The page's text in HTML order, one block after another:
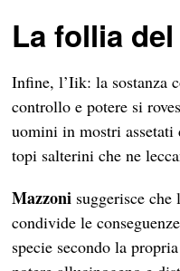
La follia
Infine, l’Iik: la sostanza
controllo e potere si
uomini in mostri
topi salterini che ne
Mazzoni suggerisce
condivide le
specie secondo la